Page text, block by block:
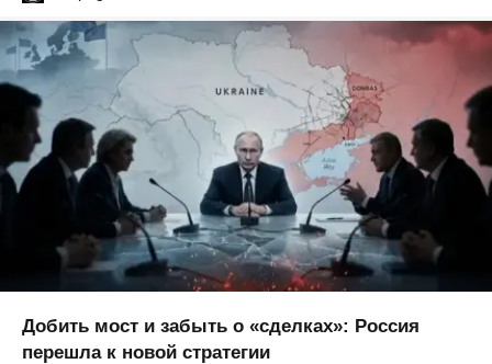
Добить мост и забыть о «сделках»: Россия
перешла к новой стратегии